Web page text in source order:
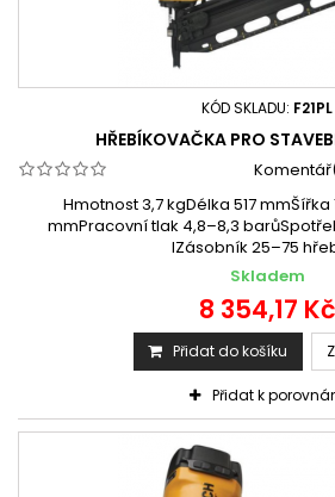
KÓD SKLADU: F21PL
HŘEBÍKOVAČKA PRO
Hmotnost 3,7 kgDélka 517 mmŠířka
mmPracovní tlak 4,8–8,3
lZásobník 25–75
Skladem
8 354,17 Kč
Přidat do košíku
Přidat k